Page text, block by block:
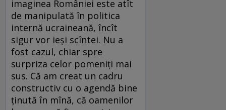
imaginea României este atît
de manipulată în politica
internă ucraineană, încît
sigur vor ieşi scîntei. Nu a
fost cazul, chiar spre
surpriza celor pomeniţi mai
sus. Că am creat un cadru
constructiv cu o agendă bine
ţinută în mînă, că oamenilor